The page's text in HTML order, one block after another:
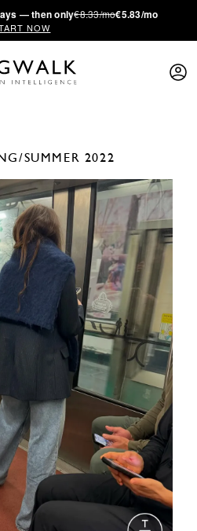
— then only€8.33/mo€5.83/mo
NOW
SUMMER 2022